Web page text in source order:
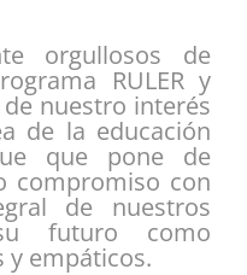
orgullosos de
RULER y
denuestro interés
de la educación
que pone de
compromiso con
de nuestros
futuro como
y empáticos.